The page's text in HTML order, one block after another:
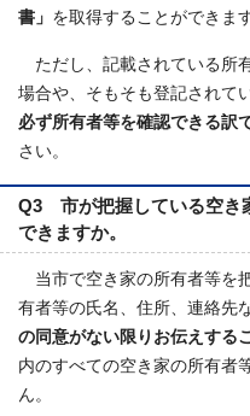
書」 を取得することができま
ただし、記載されている所
場合や、そもそも登記されて
必ず所有者等を確認できる訳
さい。
Q3 市が把握している空き
できますか。
当市で空き家の所有者等を
有者等の氏名、住所、連絡先
の同意がない限りお伝えする
内のすべての空き家の所有者
ん。